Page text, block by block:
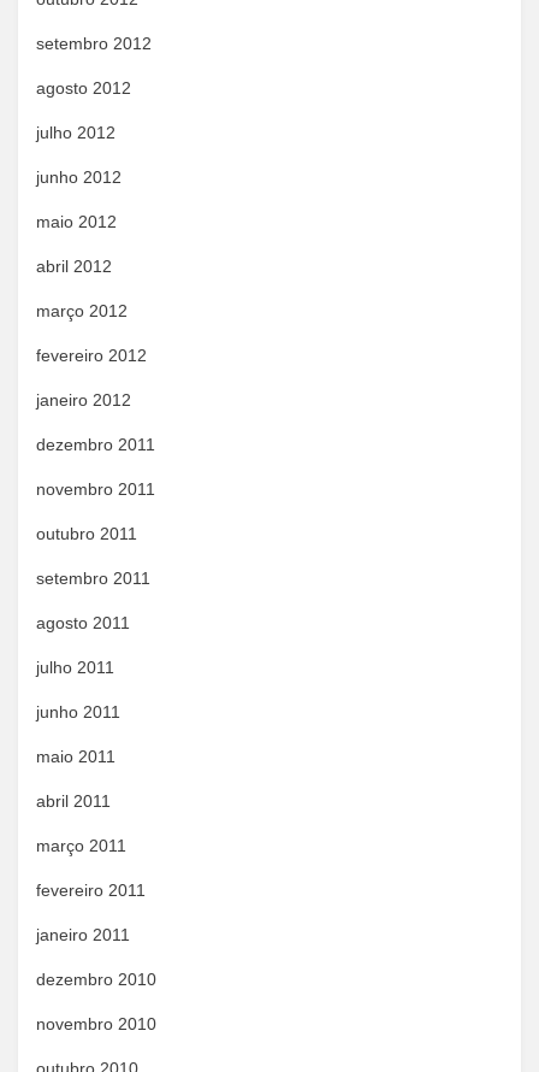
setembro 2012
agosto 2012
julho 2012
junho 2012
maio 2012
abril 2012
março 2012
fevereiro 2012
janeiro 2012
dezembro 2011
novembro 2011
outubro 2011
setembro 2011
agosto 2011
julho 2011
junho 2011
maio 2011
abril 2011
março 2011
fevereiro 2011
janeiro 2011
dezembro 2010
novembro 2010